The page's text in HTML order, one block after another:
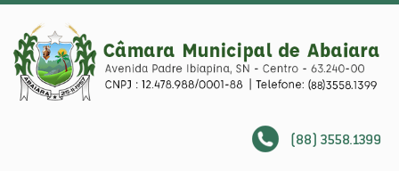
(88) 3558.1399